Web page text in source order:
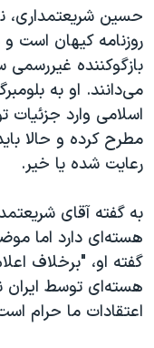
اسرائیل در جنگ
نرگس محمدی برنده
همایش محافظه‌کاران
صفحه‌های ویژه
سفر پرزیدنت ترامپ
حسین شریعتمداری،
روزنامه کیهان است و
بازگوکننده
می‌دانند. او به
اسلامی وارد
مطرح کرده و حالا
رعایت شده یا خیر.
به گفته آقای
هسته‌ای دارد اما
گفته او، "برخلاف
هسته‌ای توسط ایران
اعتقادات ما حرام